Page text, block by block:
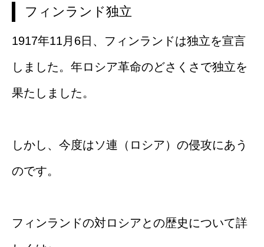
フィンランド独立
1917年11月6日、フィンランドは独立を宣言
しました。年ロシア革命のどさくさで独立を
果たしました。
しかし、今度はソ連（ロシア）の侵攻にあう
のです。
フィンランドの対ロシアとの歴史について詳